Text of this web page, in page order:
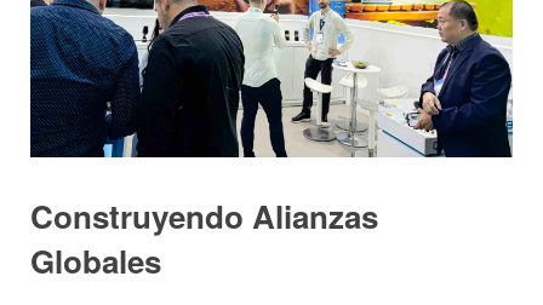
Construyendo Alianzas
Globales